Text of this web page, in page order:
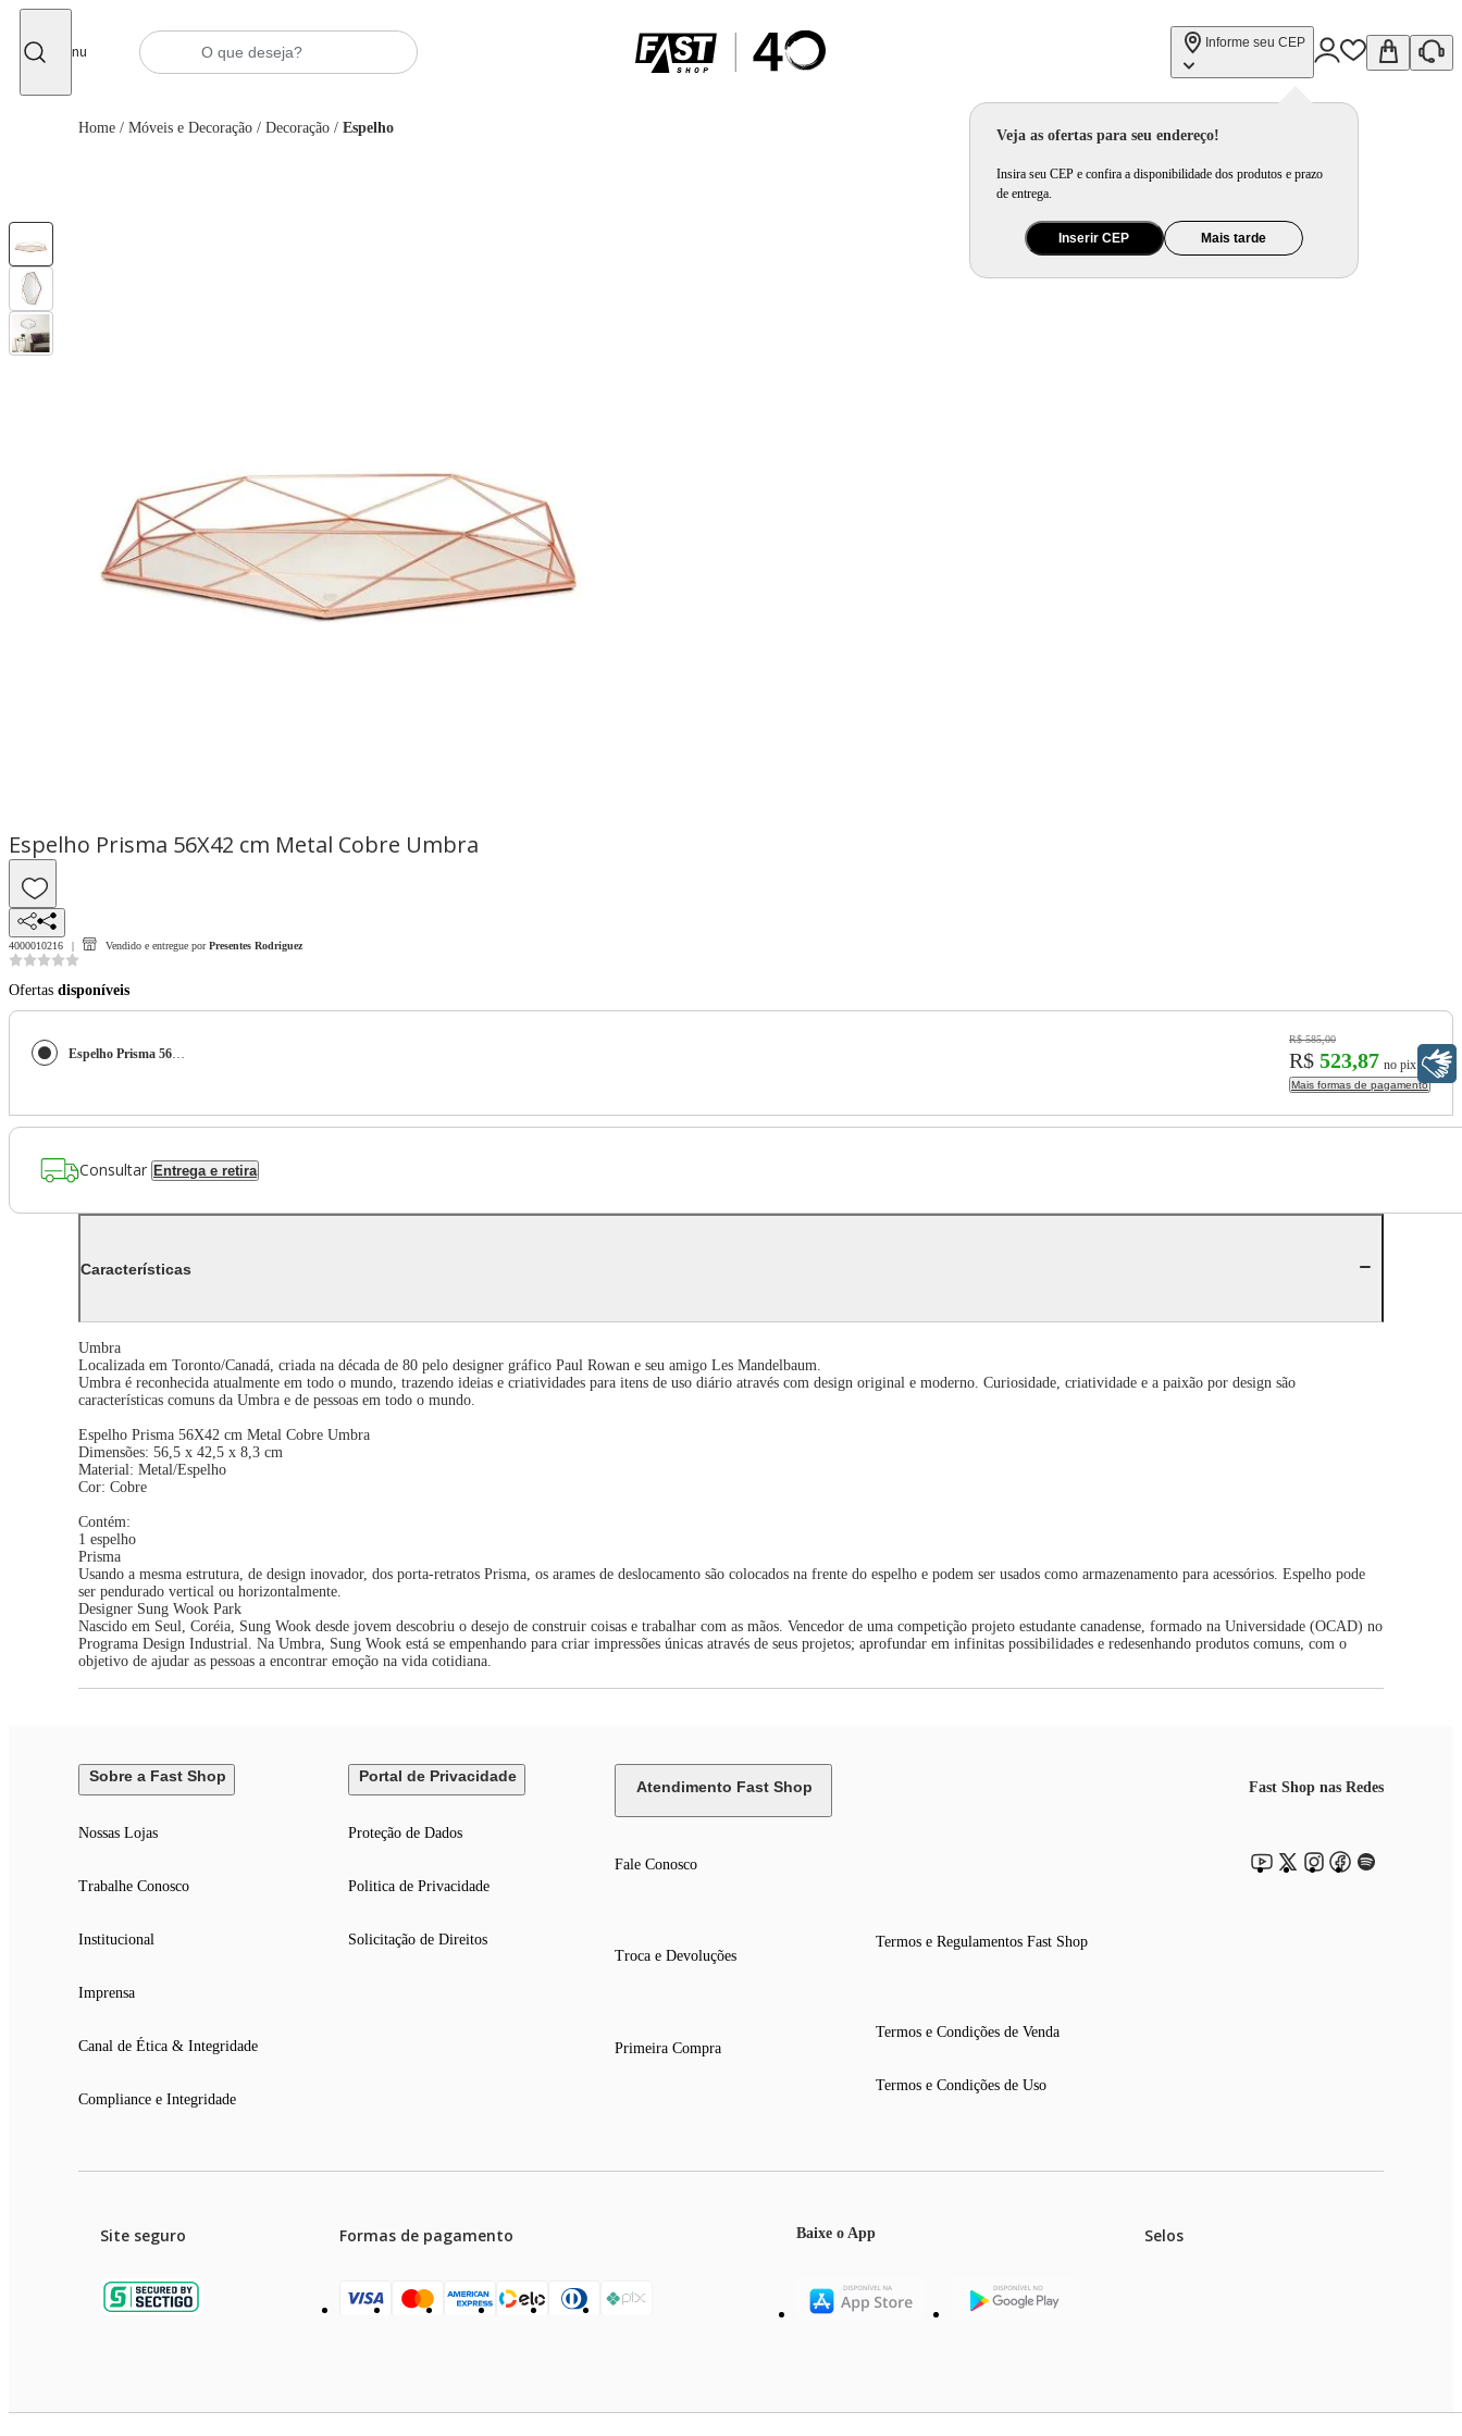
Menu
Informe seu CEP
Veja as ofertas para seu endereço!
Insira seu CEP e confira a disponibilidade dos produtos e prazo
de entrega.
Inserir CEP Mais tarde
Home / Móveis e Decoração / Decoração / Espelho
Espelho Prisma 56X42 cm Metal Cobre Umbra
4000010216 Vendido e entregue por Presentes Rodriguez
Ofertas disponíveis
Espelho Prisma 56X42 cm Metal Cobre Umbra
R$ 585,00
R$ 523,87 no pix
Mais formas de pagamento
Consultar Entrega e retira
Características
Umbra
Localizada em Toronto/Canadá, criada na década de 80 pelo designer gráfico Paul Rowan e seu amigo Les Mandelbaum.
Umbra é reconhecida atualmente em todo o mundo, trazendo ideias e criatividades para itens de uso diário através com design original e moderno. Curiosidade, criatividade e a paixão por design são
características comuns da Umbra e de pessoas em todo o mundo.
Espelho Prisma 56X42 cm Metal Cobre Umbra
Dimensões: 56,5 x 42,5 x 8,3 cm
Material: Metal/Espelho
Cor: Cobre
Contém:
1 espelho
Prisma
Usando a mesma estrutura, de design inovador, dos porta-retratos Prisma, os arames de deslocamento são colocados na frente do espelho e podem ser usados como armazenamento para acessórios. Espelho pode
ser pendurado vertical ou horizontalmente.
Designer Sung Wook Park
Nascido em Seul, Coréia, Sung Wook desde jovem descobriu o desejo de construir coisas e trabalhar com as mãos. Vencedor de uma competição projeto estudante canadense, formado na Universidade (OCAD) no
Programa Design Industrial. Na Umbra, Sung Wook está se empenhando para criar impressões únicas através de seus projetos; aprofundar em infinitas possibilidades e redesenhando produtos comuns, com o
objetivo de ajudar as pessoas a encontrar emoção na vida cotidiana.
Sobre a Fast Shop
Nossas Lojas
Trabalhe Conosco
Institucional
Imprensa
Canal de Ética & Integridade
Compliance e Integridade
Portal de Privacidade
Proteção de Dados
Politica de Privacidade
Solicitação de Direitos
Atendimento Fast Shop
Fale Conosco
Troca e Devoluções
Primeira Compra
Termos e Regulamentos Fast Shop
Termos e Condições de Venda
Termos e Condições de Uso
Fast Shop nas Redes
Site seguro Formas de pagamento Baixe o App Selos
Libras